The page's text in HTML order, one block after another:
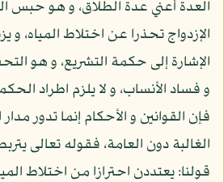
العدة أعني عدة الطلاق، و هو حبس
الإزدواج تحذرا عن اختلاط المياه، و
الإشارة إلى حكمة التشريع، و هو
و فساد الأنساب، و لا يلزم اطراد
فإن القوانين و الأحكام إنما تدور
الغالبة دون العامة، فقوله تعالى
قولنا: يعتددن احترازا من اختلاط